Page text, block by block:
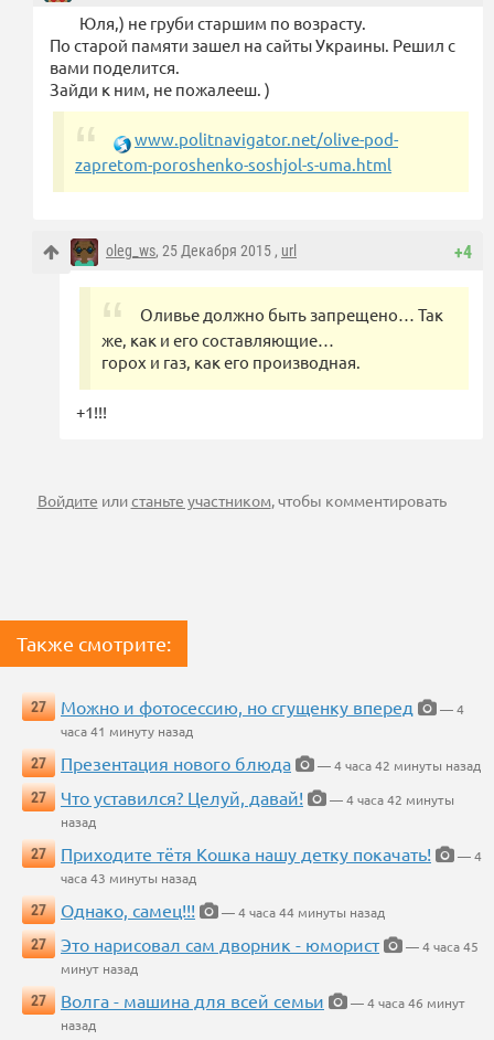
Юля,) не груби старшим по возрасту.
По старой памяти зашел на сайты Украины. Решил с
вами поделится.
Зайди к ним, не пожалееш. )
www.politnavigator.net/olive-pod-
zapretom-poroshenko-soshjol-s-uma.html
+4
oleg_ws, 25 Декабря 2015 , url
Оливье должно быть запрещено… Так
же, как и его составляющие…
горох и газ, как его производная.
+1!!!
Войдите илистаньте участником, чтобы комментировать
Также смотрите:
27 Можно и фотосессию, но сгущенку вперед
— 4
часа 41 минуту назад
27
Презентация нового блюда
— 4 часа 42 минуты назад
27
Что уставился? Целуй, давай!
— 4 часа 42 минуты
назад
27
Приходите тётя Кошка нашу детку покачать!
— 4
часа 43 минуты назад
27
Однако, самец!!!
— 4 часа 44 минуты назад
27
Это нарисовал сам дворник - юморист
— 4 часа 45
минут назад
27
Волга - машина для всей семьи
— 4 часа 46 минут
назад